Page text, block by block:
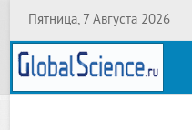
Пятница, 7 Августа 2026